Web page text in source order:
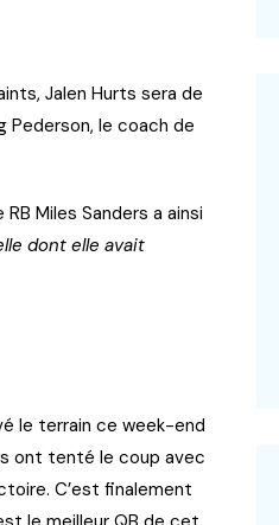
Jalen Hurts sera de
Pederson, le coach de
Miles Sanders a ainsi
dont elle avait
le terrain ce week-end
ont tenté le coup avec
C’est finalement